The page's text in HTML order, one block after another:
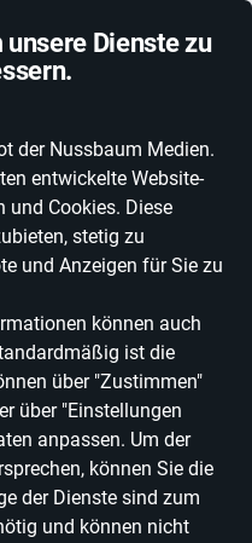
Dienste zu
der Nussbaum Medien.
entwickelte Website-
und Cookies. Diese
stetig zu
und Anzeigen für Sie zu
können auch
ist die
über "Zustimmen"
über "Einstellungen
anpassen. Um der
können Sie die
der Dienste sind zum
und können nicht
FLIEGEN & FALLEN
in der